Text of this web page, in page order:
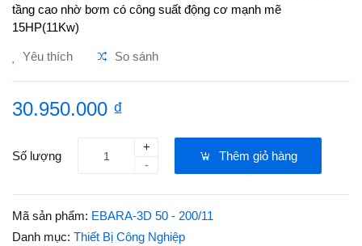
tầng cao nhờ bơm có công suất động cơ mạnh mẽ
15HP(11Kw)
Yêu thích So sánh
30.950.000 ₫
Số lượng
+
-
Thêm giỏ hàng
Mã sản phẩm: EBARA-3D 50 - 200/11
Danh mục: Thiết Bị Công Nghiệp